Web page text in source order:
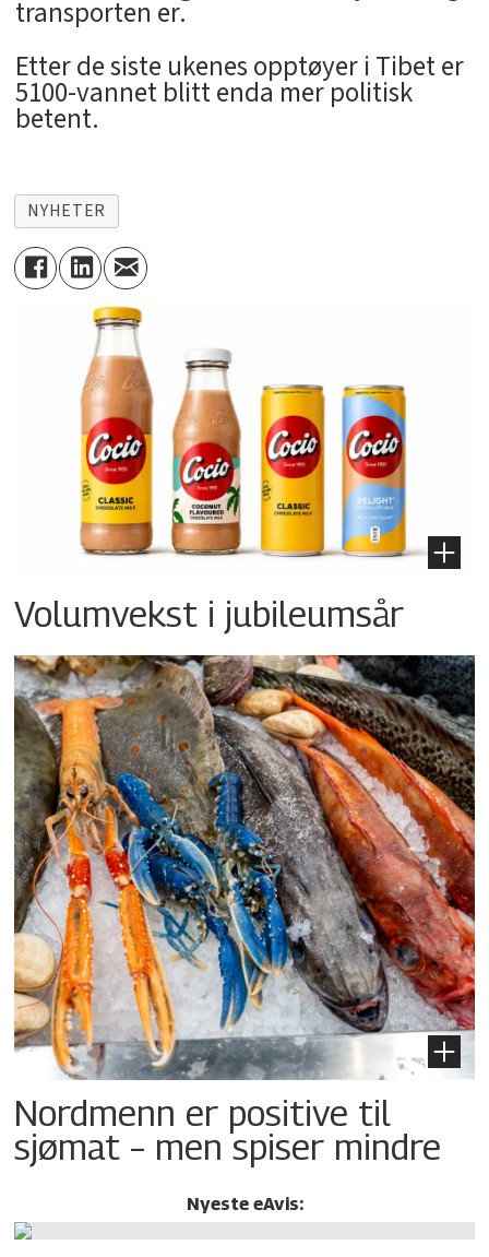
transporten er.
Etter de siste ukenes opptøyer i Tibet er
5100-vannet blitt enda mer politisk
betent.
NYHETER
Volumvekst i jubileumsår
Nordmenn er positive til
sjømat – men spiser mindre
Nyeste eAvis: